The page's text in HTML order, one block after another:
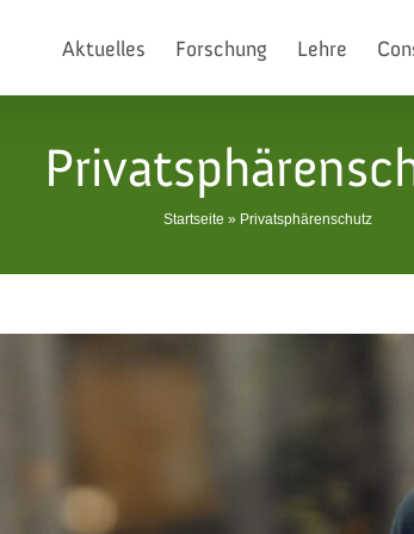
Aktuelles Forschung Lehre
Startseite » Privatsphärenschutz